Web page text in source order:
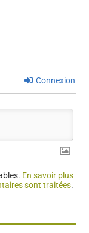
Connexion
En savoir plus
sont traitées.